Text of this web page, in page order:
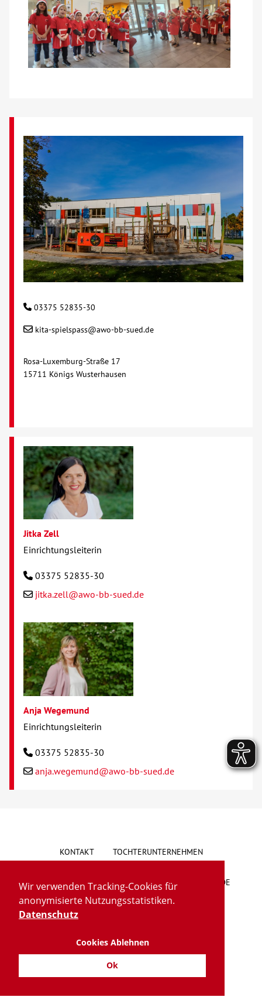
Wir verwenden Tracking-Cookies für
anonymisierte Nutzungsstatistiken.
Datenschutz
Cookies Ablehnen
Ok
AWO BB Süd
03375 52835-30
kita-spielspass@awo-bb-sued.de
Rosa-Luxemburg-Straße 17
15711 Königs Wusterhausen
Jitka Zell
Einrichtungsleiterin
03375 52835-30
jitka.zell@awo-bb-sued.de
Anja Wegemund
Einrichtungsleiterin
03375 52835-30
anja.wegemund@awo-bb-sued.de
KONTAKT TOCHTERUNTERNEHMEN
HINWEISGEBERSYSTEM VORSCHLAG/BESCHWERDE
LIEFERKETTENGESETZ
IMPRESSUM DATENSCHUTZ